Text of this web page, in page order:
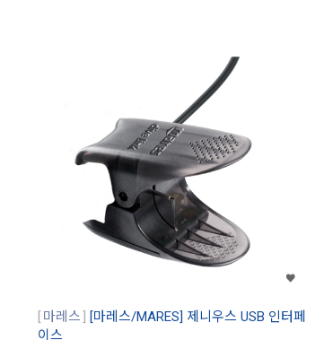
마레스
[마레스/MARES] 제니우스 USB 인터페
이스